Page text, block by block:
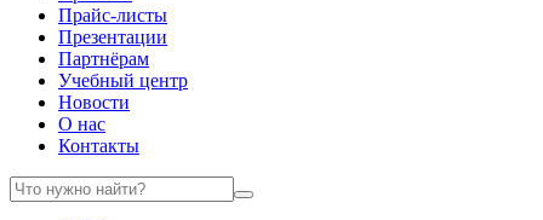
Прайс-листы
Презентации
Партнёрам
Учебный центр
Новости
О нас
Контакты